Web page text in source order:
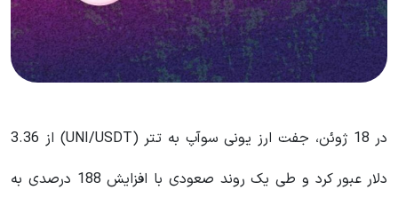
در 18 ژوئن، جفت ارز یونی سوآپ به تتر (UNI/USDT) از 3.36
دلار عبور کرد و طی یک روند صعودی با افزایش 188 درصدی به